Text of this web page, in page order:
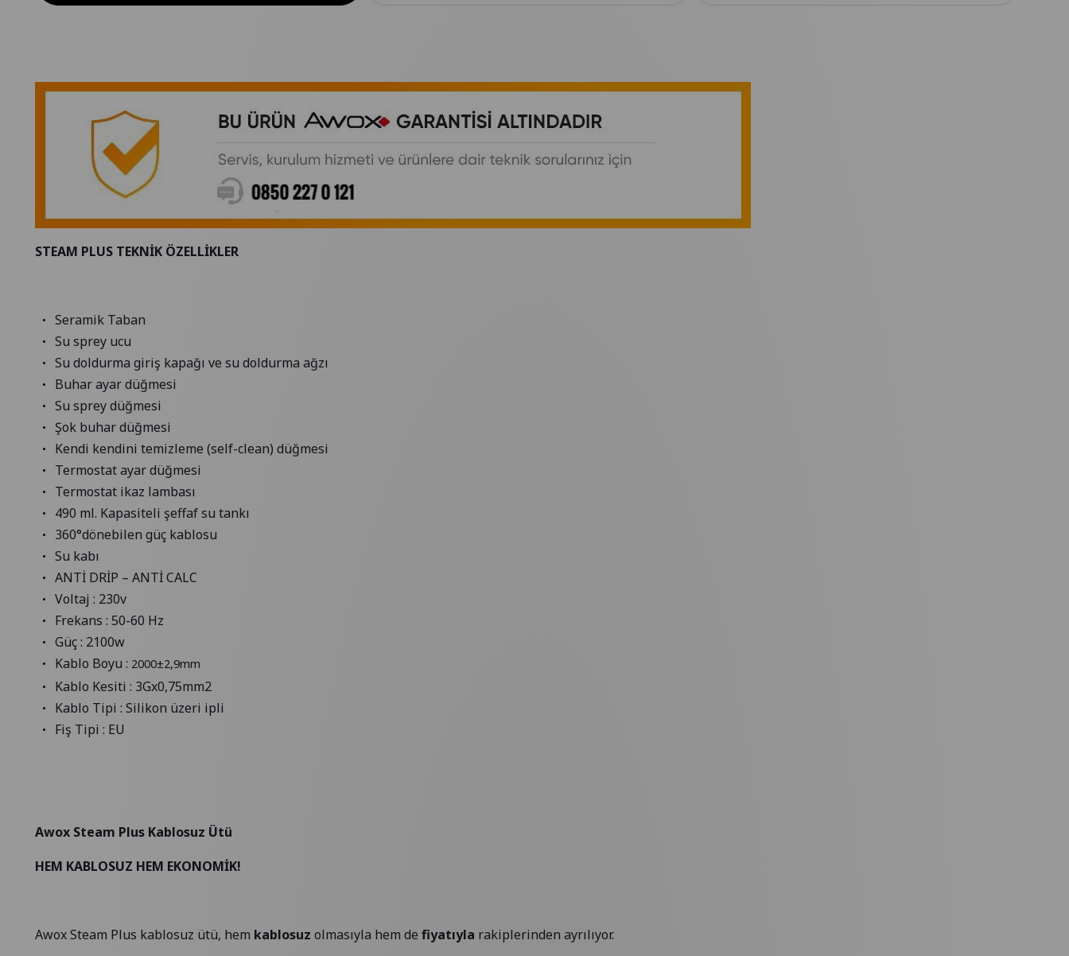
STEAM PLUS TEKNİK ÖZELLİKLER
Seramik Taban
Su sprey ucu
Su doldurma giriş kapağı ve su doldurma ağzı
Buhar ayar düğmesi
Su sprey düğmesi
Şok buhar düğmesi
Kendi kendini temizleme (self-clean) düğmesi
Termostat ayar düğmesi
Termostat ikaz lambası
490 ml. Kapasiteli şeffaf su tankı
360°dönebilen güç kablosu
Su kabı
ANTİ DRİP – ANTİ CALC
Voltaj : 230v
Frekans : 50-60 Hz
Güç : 2100w
Kablo Boyu : 2000±2,9mm
Kablo Kesiti : 3Gx0,75mm2
Kablo Tipi : Silikon üzeri ipli
Fiş Tipi : EU
Awox Steam Plus Kablosuz Ütü
HEM KABLOSUZ HEM EKONOMİK!
Awox Steam Plus kablosuz ütü, hem kablosuz olmasıyla hem de fiyatıyla rakiplerinden ayrılıyor.